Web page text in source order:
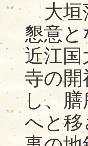
大垣
懇意
近江
寺の開
し、
へと